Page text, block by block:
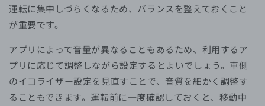
運転に集中しづらくなるため、バランスを整えておくこと
が重要です。
アプリによって音量が異なることもあるため、利用するア
プリに応じて調整しながら設定するとよいでしょう。車側
のイコライザー設定を見直すことで、音質を細かく調整す
ることもできます。運転前に一度確認しておくと、移動中